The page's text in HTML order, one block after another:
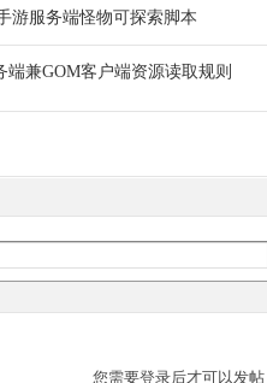
游服务端怪物可探索脚本
端兼GOM客户端资源读取规则
您需要登录后才可以发帖